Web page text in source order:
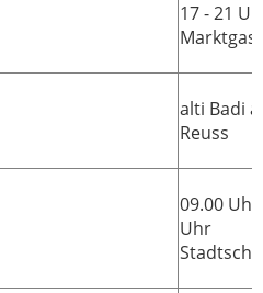
17 - 21
alti Badi
Reuss
09.00
Uhr